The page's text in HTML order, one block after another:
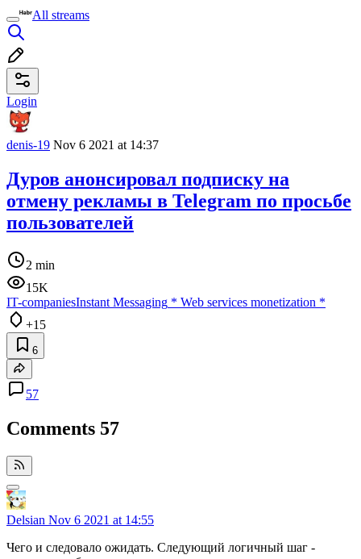
All streams
Login
denis-19 Nov 6 2021 at 14:37
Дуров анонсировал подписку на
отмену рекламы в Telegram по просьбе
пользователей
2 min
15K
IT-companiesInstant Messaging * Web services monetization *
+15
6
57
Comments 57
Delsian Nov 6 2021 at 14:55
Чего и следовало ожидать. Следующий логичный шаг -